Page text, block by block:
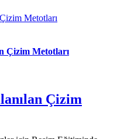
Metotları
Çizim Metotları
Çizim